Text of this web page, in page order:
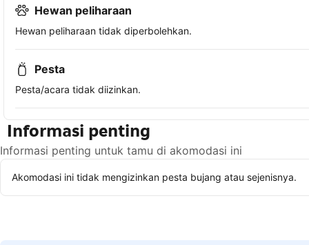
Hewan peliharaan
Hewan peliharaan tidak diperbolehkan.
Pesta
Pesta/acara tidak diizinkan.
Informasi penting
Informasi penting untuk tamu di akomodasi ini
Akomodasi ini tidak mengizinkan pesta bujang atau sejenisnya.